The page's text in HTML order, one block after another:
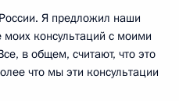
Я предложил наши
моих консультаций с моими
в общем, считают, что это
что мы эти консультации